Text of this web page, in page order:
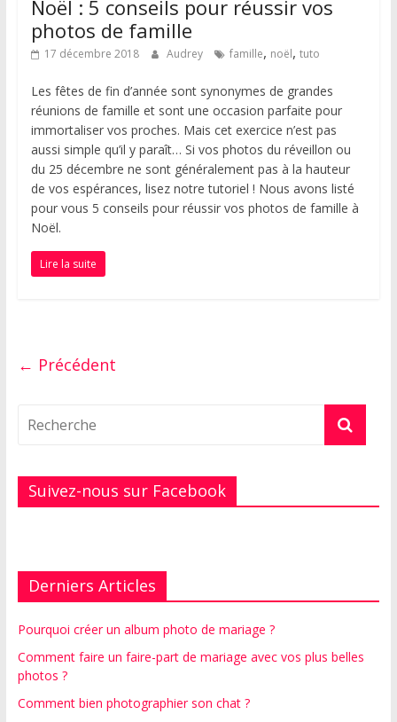
Noël : 5 conseils pour réussir vos
photos de famille
17 décembre 2018 Audrey famille, noël, tuto
Les fêtes de fin d’année sont synonymes de grandes
réunions de famille et sont une occasion parfaite pour
immortaliser vos proches. Mais cet exercice n’est pas
aussi simple qu’il y paraît… Si vos photos du réveillon ou
du 25 décembre ne sont généralement pas à la hauteur
de vos espérances, lisez notre tutoriel ! Nous avons listé
pour vous 5 conseils pour réussir vos photos de famille à
Noël.
Lire la suite
← Précédent
Suivez-nous sur Facebook
Derniers Articles
Pourquoi créer un album photo de mariage ?
Comment faire un faire-part de mariage avec vos plus belles
photos ?
Comment bien photographier son chat ?